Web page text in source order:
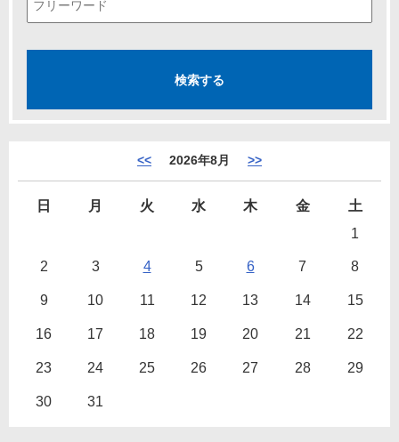
<< 2026年8月 >>
日 月 火 水 木 金
土
1
2 3 4 5 6 7 8
9 10 11 12 13 14 15
16 17 18 19 20 21 22
23 24 25 26 27 28 29
30 31